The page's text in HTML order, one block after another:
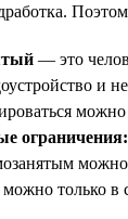
— это
и
ограничения:
можно только